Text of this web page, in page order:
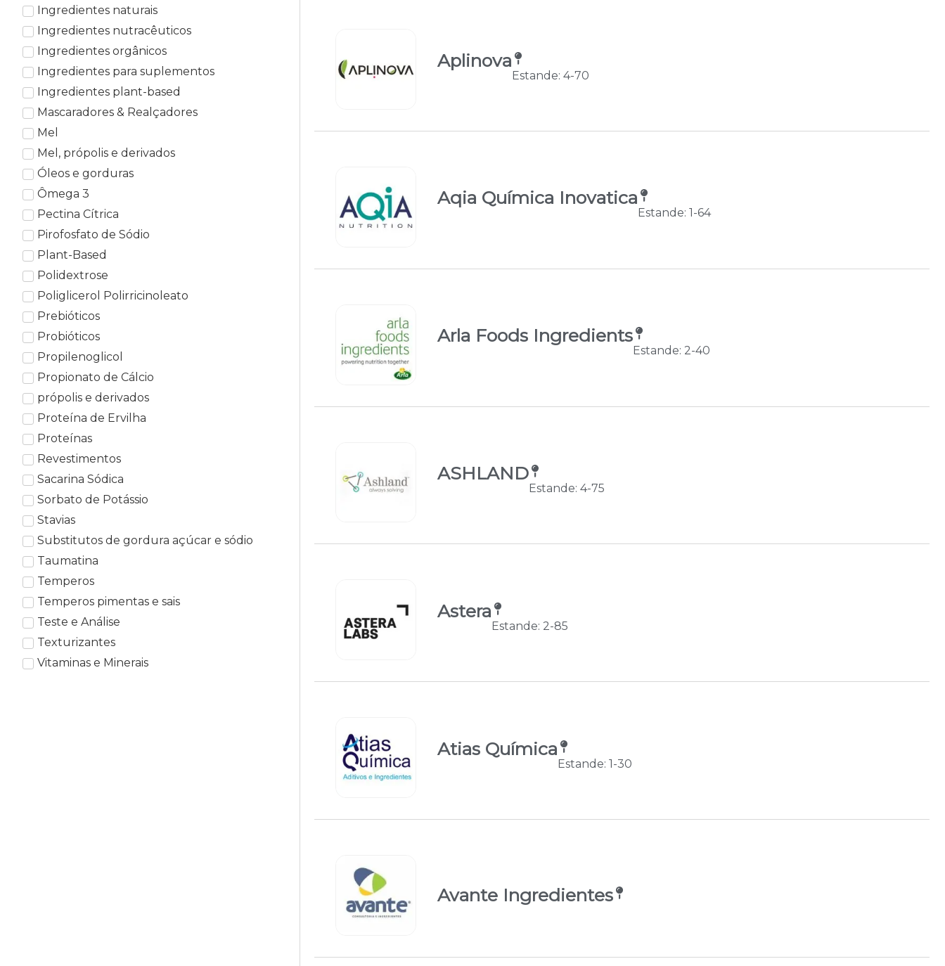
Ingredientes naturais
Ingredientes nutracêuticos
Ingredientes orgânicos
Ingredientes para suplementos
Ingredientes plant-based
Mascaradores & Realçadores
Mel
Mel, própolis e derivados
Óleos e gorduras
Ômega 3
Pectina Cítrica
Pirofosfato de Sódio
Plant-Based
Polidextrose
Poliglicerol Polirricinoleato
Prebióticos
Probióticos
Propilenoglicol
Propionato de Cálcio
própolis e derivados
Proteína de Ervilha
Proteínas
Revestimentos
Sacarina Sódica
Sorbato de Potássio
Stavias
Substitutos de gordura açúcar e sódio
Taumatina
Temperos
Temperos pimentas e sais
Teste e Análise
Texturizantes
Vitaminas e Minerais
Aplinova
Estande: 4-70
Aqia Química Inovatica
Estande: 1-64
Arla Foods Ingredients
Estande: 2-40
ASHLAND
Estande: 4-75
Astera
Estande: 2-85
Atias Química
Estande: 1-30
Avante Ingredientes